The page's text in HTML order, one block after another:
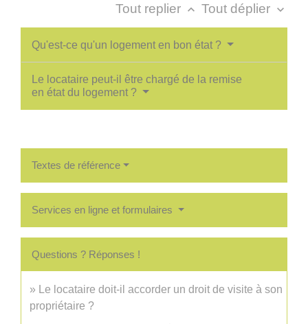
Tout replier keyboard_arrow_up Tout déplier keyboard_arrow_down
Qu'est-ce qu'un logement en bon état ?
Le locataire peut-il être chargé de la remise
en état du logement ?
Textes de référence
Services en ligne et formulaires
Questions ? Réponses !
Le locataire doit-il accorder un droit de visite à son
propriétaire ?